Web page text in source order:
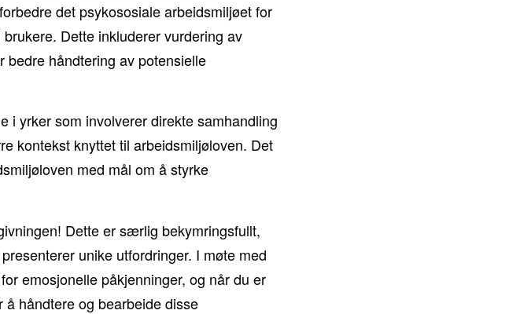
det psykososiale arbeidsmiljøet for
Dette inkluderer vurdering av
bedre håndtering av potensielle
i yrker som involverer direkte samhandling
kontekst knyttet til arbeidsmiljøloven. Det
med mål om å styrke
Dette er særlig bekymringsfullt,
unike utfordringer. I møte med
emosjonelle påkjenninger, og når du er
håndtere og bearbeide disse